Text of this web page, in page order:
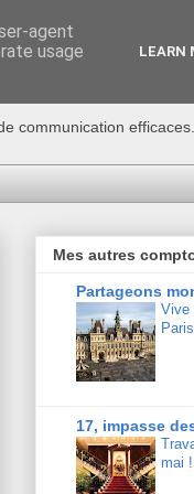
communication
Mes autres
Partageons
Vive
17, impasse
mai !
agent
usage
LEARN